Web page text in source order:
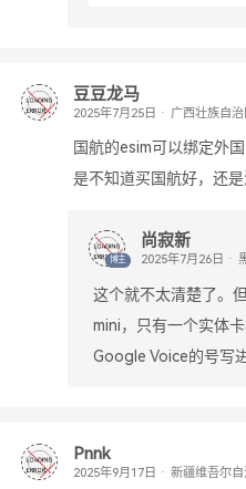
豆豆龙马
广西壮族自
国航的esim可以绑定外
是不知道买国航好，还
博主
尚寂新
这个就不太清楚了。
mini，只有一个实体
Google Voice的号写
Pnnk
新疆维吾尔自